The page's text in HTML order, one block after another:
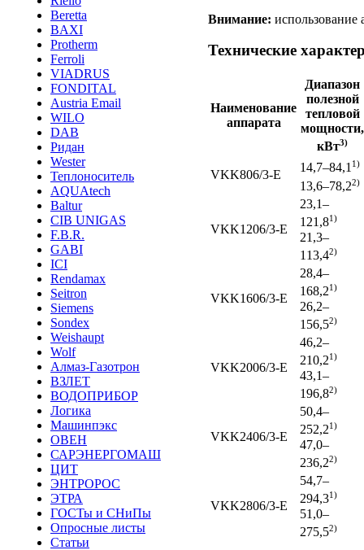
Beretta
BAXI
Protherm
Ferroli
VIADRUS
FONDITAL
Austria Email
WILO
DAB
Ридан
Wester
Теплоноситель
AQUAtech
Baltur
CIB UNIGAS
F.B.R.
GABI
ICI
Rendamax
Seitron
Siemens
Sondex
Weishaupt
Wolf
Алмаз-Газотрон
ВЗЛЕТ
ВОДОПРИБОР
Логика
Машинпэкс
ОВЕН
САРЭНЕРГОМАШ
ЦИТ
ЭНТРОРОС
ЭТРА
ГОСТы и СНиПы
Опросные листы
Статьи
Внимание: использование
Технические
Наименование
аппарата
Диапазон
полезной
тепловой
мощности,
кВт3)
VKK806/3-E
14,7–84,11)
13,6–78,22)
VKK1206/3-E
23,1–
121,81)
21,3–
113,42)
VKK1606/3-E
28,4–
168,21)
26,2–
156,52)
VKK2006/3-E
46,2–
210,21)
43,1–
196,82)
VKK2406/3-E
50,4–
252,21)
47,0–
236,22)
VKK2806/3-E
54,7–
294,31)
51,0–
275,52)